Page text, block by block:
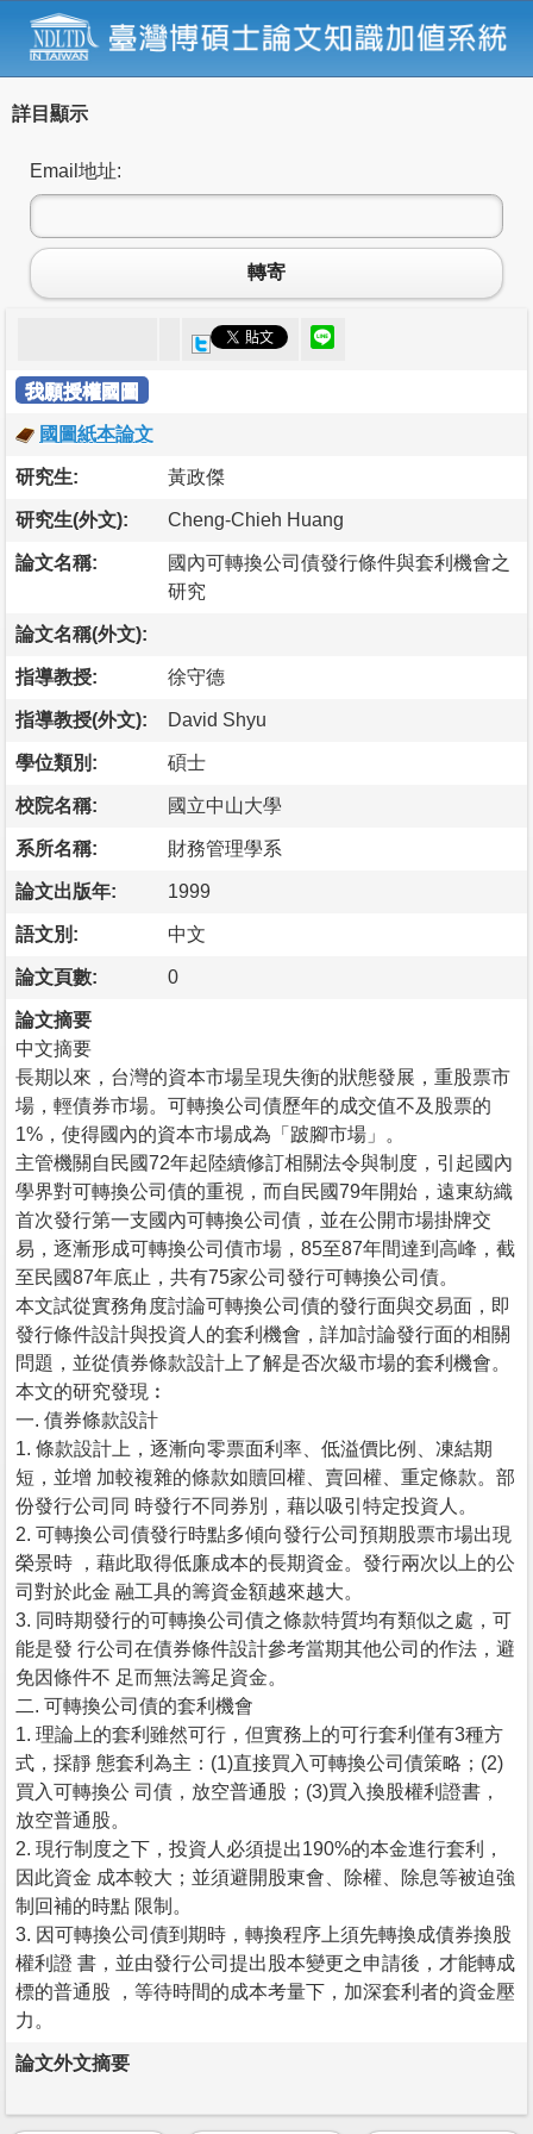
詳目顯示
Email地址:
轉寄
我願授權國圖
國圖紙本論文
研究生: 黃政傑
研究生(外文): Cheng-Chieh Huang
論文名稱:
國內可轉換公司債發行條件與套利機會之
研究
論文名稱(外文):
指導教授: 徐守德
指導教授(外文): David Shyu
學位類別: 碩士
校院名稱: 國立中山大學
系所名稱: 財務管理學系
論文出版年: 1999
語文別: 中文
論文頁數: 0
論文摘要
中文摘要
長期以來，台灣的資本市場呈現失衡的狀態發展，重股票市
場，輕債券市場。可轉換公司債歷年的成交值不及股票的
1%，使得國內的資本市場成為「跛腳市場」。
主管機關自民國72年起陸續修訂相關法令與制度，引起國內
學界對可轉換公司債的重視，而自民國79年開始，遠東紡織
首次發行第一支國內可轉換公司債，並在公開市場掛牌交
易，逐漸形成可轉換公司債市場，85至87年間達到高峰，截
至民國87年底止，共有75家公司發行可轉換公司債。
本文試從實務角度討論可轉換公司債的發行面與交易面，即
發行條件設計與投資人的套利機會，詳加討論發行面的相關
問題，並從債券條款設計上了解是否次級市場的套利機會。
本文的研究發現︰
一. 債券條款設計
1. 條款設計上，逐漸向零票面利率、低溢價比例、凍結期
短，並增 加較複雜的條款如贖回權、賣回權、重定條款。部
份發行公司同 時發行不同券別，藉以吸引特定投資人。
2. 可轉換公司債發行時點多傾向發行公司預期股票市場出現
榮景時 ，藉此取得低廉成本的長期資金。發行兩次以上的公
司對於此金 融工具的籌資金額越來越大。
3. 同時期發行的可轉換公司債之條款特質均有類似之處，可
能是發 行公司在債券條件設計參考當期其他公司的作法，避
免因條件不 足而無法籌足資金。
二. 可轉換公司債的套利機會
1. 理論上的套利雖然可行，但實務上的可行套利僅有3種方
式，採靜 態套利為主：(1)直接買入可轉換公司債策略；(2)
買入可轉換公 司債，放空普通股；(3)買入換股權利證書，
放空普通股。
2. 現行制度之下，投資人必須提出190%的本金進行套利，
因此資金 成本較大；並須避開股東會、除權、除息等被迫強
制回補的時點 限制。
3. 因可轉換公司債到期時，轉換程序上須先轉換成債券換股
權利證 書，並由發行公司提出股本變更之申請後，才能轉成
標的普通股 ，等待時間的成本考量下，加深套利者的資金壓
力。
論文外文摘要